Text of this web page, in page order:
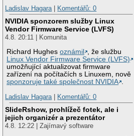
Ladislav Hagara
Komentářů: 0
NVIDIA sponzorem služby Linux
Vendor Firmware Service (LVFS)
4.8. 20:11 | Komunita
Richard Hughesoznámil
, že službu
Linux Vendor Firmware Service (LVFS)
umožňující aktualizovat firmware
zařízení na počítačích s Linuxem, nově
sponzoruje také společnost NVIDIA .
Ladislav Hagara | Komentářů: 0
SlideRshow, prohlížeč fotek, ale i
jejich organizér a prezentátor
4.8. 12:22 | Zajímavý software